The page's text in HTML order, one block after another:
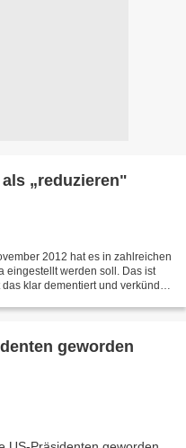
„reduzieren"
2012 hat es in zahlreichen
eingestellt werden soll. Das ist
klar dementiert und verkündet,
geworden